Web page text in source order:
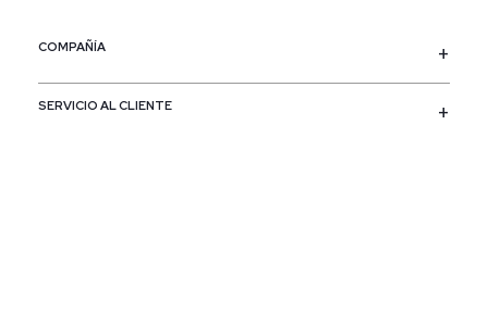
COMPAÑÍA
SERVICIO AL CLIENTE